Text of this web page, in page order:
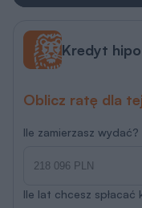
Kredyt
Oblicz ratę dla
Ile zamierzasz wydać?
Ile lat chcesz spłacać